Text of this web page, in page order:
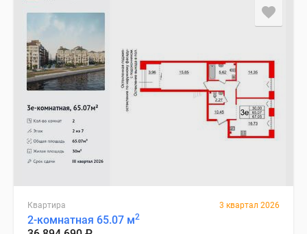
Квартира 3 квартал 2026
2-комнатная 65.07 м2